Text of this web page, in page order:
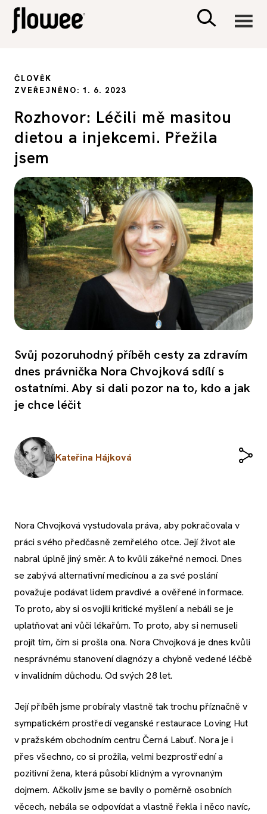
PSYCHOLOGIE
SEX A VZTAHY
PORADNA
ČLOVĚK
ZVEŘEJNĚNO: 1. 6. 2023
Rozhovor: Léčili mě masitou
dietou a injekcemi. Přežila
jsem
Svůj pozoruhodný příběh cesty za zdravím
dnes právnička Nora Chvojková sdílí s
ostatními. Aby si dali pozor na to, kdo a jak
je chce léčit
Kateřina Hájková
Nora Chvojková vystudovala práva, aby pokračovala v
práci svého předčasně zemřelého otce. Její život ale
nabral úplně jiný směr. A to kvůli zákeřné nemoci. Dnes
se zabývá alternativní medicínou a za své poslání
považuje podávat lidem pravdivé a ověřené informace.
To proto, aby si osvojili kritické myšlení a nebáli se je
uplatňovat ani vůči lékařům. To proto, aby si nemuseli
projít tím, čím si prošla ona. Nora Chvojková je dnes kvůli
nesprávnému stanovení diagnózy a chybně vedené léčbě
v invalidním důchodu. Od svých 28 let.
Její příběh jsme probíraly vlastně tak trochu příznačně v
sympatickém prostředí veganské restaurace Loving Hut
v pražském obchodním centru Černá Labuť. Nora je i
přes všechno, co si prožila, velmi bezprostřední a
pozitivní žena, která působí klidným a vyrovnaným
dojmem. Ačkoliv jsme se bavily o poměrně osobních
věcech, nebála se odpovídat a vlastně řekla i něco navíc,